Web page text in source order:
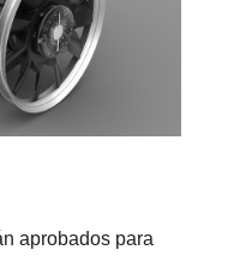
aprobados para